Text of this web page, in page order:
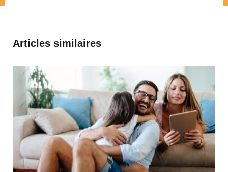
Articles similaires